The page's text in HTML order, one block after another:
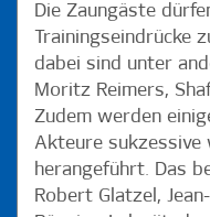
Die Zaungäste
Trainingseindrücke
dabei sind unter
Moritz Reimers,
Zudem werden
Akteure sukzessive
herangeführt. Das
Robert Glatzel,